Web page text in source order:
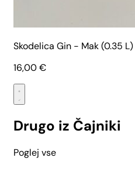
Skodelica Gin - Mak (0.35 L)
16,00€
Drugo iz Čajniki
Poglej vse